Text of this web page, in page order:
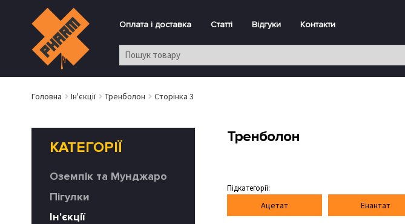
Оплата і доставка Статті Відгуки Контакти
Головна Ін'єкції Тренболон Сторінка 3
Тренболон
Підкатегорії:
Ацетат Енантат
КАТЕГОРІЇ
Оземпік та Мунджаро
Пігулки
Ін'єкції